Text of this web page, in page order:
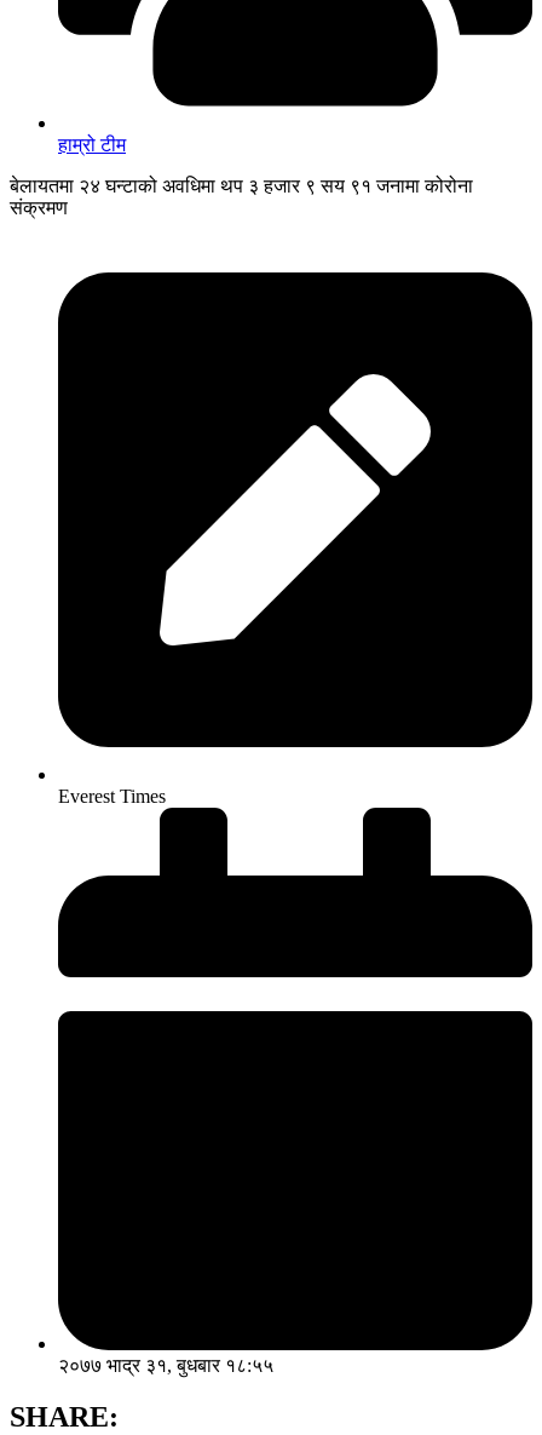
हाम्रो टीम
बेलायतमा २४ घन्टाको अवधिमा थप ३ हजार ९ सय ९१ जनामा कोरोना
संक्रमण
Everest Times
२०७७ भाद्र ३१, बुधबार १८:५५
SHARE: